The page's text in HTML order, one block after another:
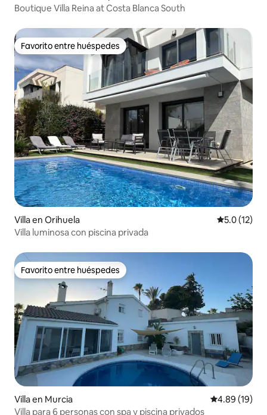
Boutique Villa Reina at Costa Blanca South
Favorito entre huéspedes
Favorito entre huéspedes
Villa en Orihuela Calificación
5.0 (12)
Villa luminosa con piscina privada
Favorito entre huéspedes
Favorito entre huéspedes
Villa en Murcia Calificación
4.89 (19)
Villa para 6 personas con spa y piscina privados